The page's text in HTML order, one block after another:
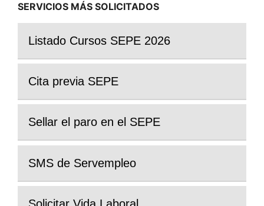
SERVICIOS MÁS SOLICITADOS
Listado Cursos SEPE 2026
Cita previa SEPE
Sellar el paro en el SEPE
SMS de Servempleo